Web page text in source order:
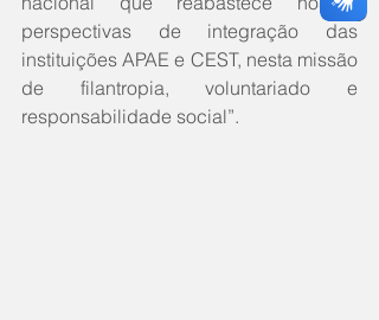
perspectivas de integração das
instituições APAE e CEST, nesta missão
de filantropia, voluntariado e
responsabilidade social”.